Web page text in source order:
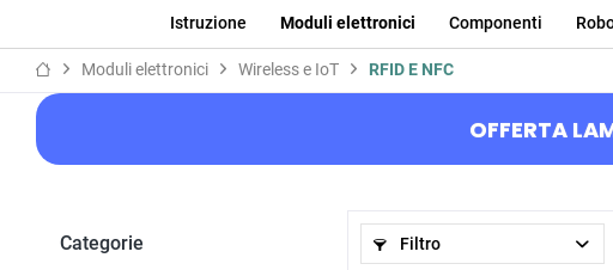
Istruzione Moduli elettronici Componenti
Moduli elettronici Wireless e IoT RFID E NFC
OFFERTA
Categorie Filtro